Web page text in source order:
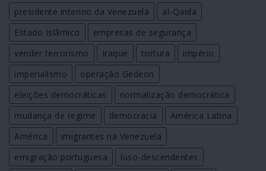
presidente interino da Venezuela
al-Qaida
Estado Islâmico
empresas de segurança
vender terrorismo
Iraque tortura
império
imperialismo
operação Gedeon
eleições democráticas
normalização democrática
mudança de regime
democracia
América Latina
América
imigrantes na Venezuela
emigração portuguesa
luso-descendentes